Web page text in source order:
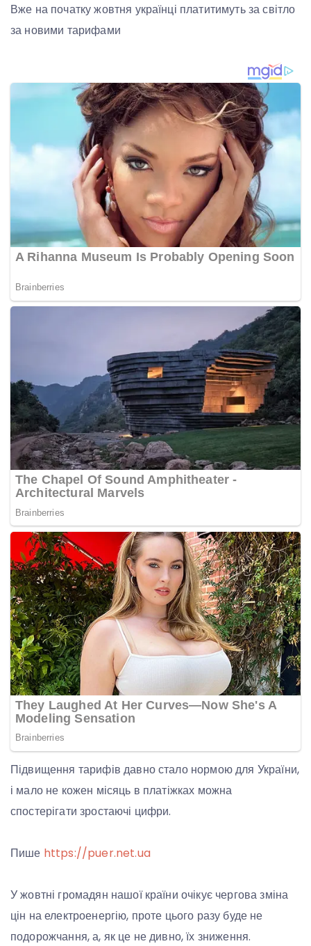
Вже на початку жовтня українці платитимуть за світло
за новими тарифами
Підвищення тарифів давно стало нормою для України,
і мало не кожен місяць в платіжках можна
спостерігати зростаючі цифри.
Пише https://puer.net.ua
У жовтні громадян нашої країни очікує чергова зміна
цін на електроенергію, проте цього разу буде не
подорожчання, а, як це не дивно, їх зниження.